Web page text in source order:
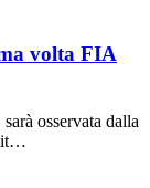
volta FIA
osservata dalla